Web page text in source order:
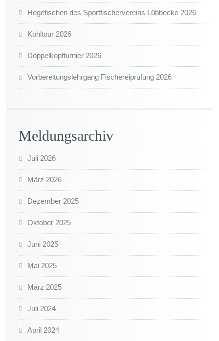
Hegefischen des Sportfischervereins Lübbecke 2026
Kohltour 2026
Doppelkopfturnier 2026
Vorbereitungslehrgang Fischereiprüfung 2026
Meldungsarchiv
Juli 2026
März 2026
Dezember 2025
Oktober 2025
Juni 2025
Mai 2025
März 2025
Juli 2024
April 2024